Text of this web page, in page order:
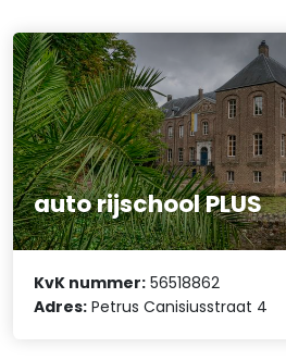
auto rijschool PLUS
KvK nummer: 56518862
Adres: Petrus Canisiusstraat 4